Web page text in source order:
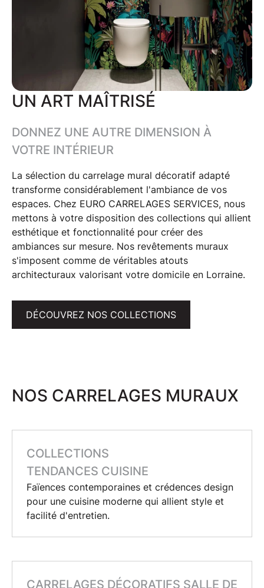
UN ART MAÎTRISÉ
DONNEZ UNE AUTRE DIMENSION À
VOTRE INTÉRIEUR
La sélection du carrelage mural décoratif adapté
transforme considérablement l'ambiance de vos
espaces. Chez EURO CARRELAGES SERVICES, nous
mettons à votre disposition des collections qui allient
esthétique et fonctionnalité pour créer des
ambiances sur mesure. Nos revêtements muraux
s'imposent comme de véritables atouts
architecturaux valorisant votre domicile en Lorraine.
DÉCOUVREZ NOS COLLECTIONS
NOS CARRELAGES MURAUX
COLLECTIONS
TENDANCES CUISINE
Faïences contemporaines et crédences design
pour une cuisine moderne qui allient style et
facilité d'entretien.
CARRELAGES DÉCORATIFS SALLE DE